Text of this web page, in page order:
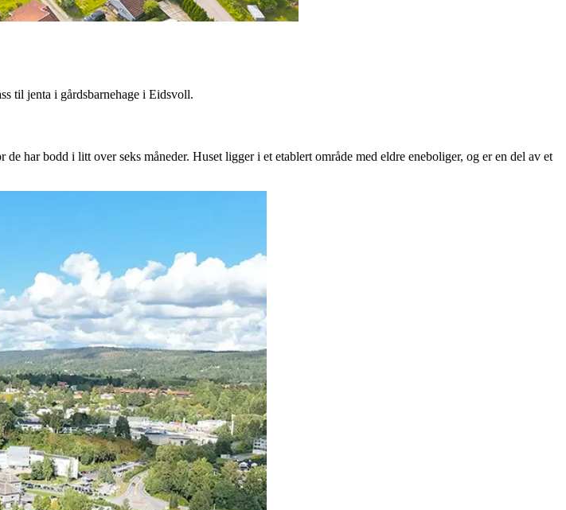
til jenta i gårdsbarnehage i Eidsvoll.
har bodd i litt over seks måneder. Huset ligger i et etablert område med eldre eneboliger, og er en del av et